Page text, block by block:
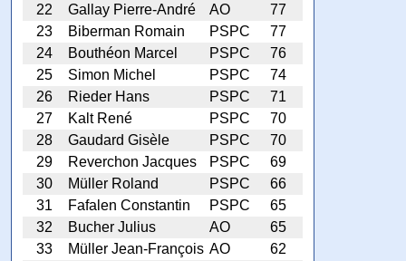
22
Gallay Pierre-André AO
77
23
Biberman Romain PSPC
77
24
Bouthéon Marcel PSPC
76
25
Simon Michel PSPC
74
26
Rieder Hans PSPC
71
27
Kalt René PSPC
70
28
Gaudard Gisèle PSPC
70
29
Reverchon Jacques PSPC
69
30
Müller Roland PSPC
66
31
Fafalen Constantin PSPC
65
32
Bucher Julius AO
65
33
Müller Jean-François AO
62